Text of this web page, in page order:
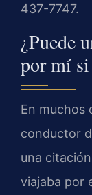
437-7747.
¿Puede
por mí si
En muchos
conductor
una
viajaba por